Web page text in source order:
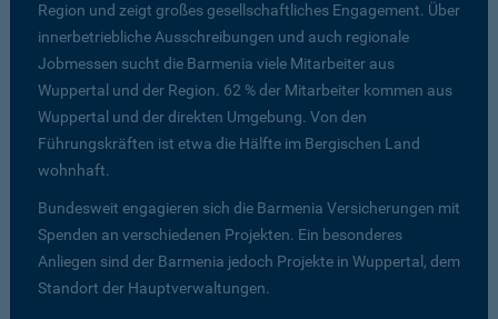
Region und zeigt großes gesellschaftliches Engagement. Über
innerbetriebliche Ausschreibungen und auch regionale
Jobmessen sucht die Barmenia viele Mitarbeiter aus
Wuppertal und der Region. 62 % der Mitarbeiter kommen aus
Wuppertal und der direkten Umgebung. Von den
Führungskräften ist etwa die Hälfte im Bergischen Land
wohnhaft.
Bundesweit engagieren sich die Barmenia Versicherungen mit
Spenden an verschiedenen Projekten. Ein besonderes
Anliegen sind der Barmenia jedoch Projekte in Wuppertal, dem
Standort der Hauptverwaltungen.